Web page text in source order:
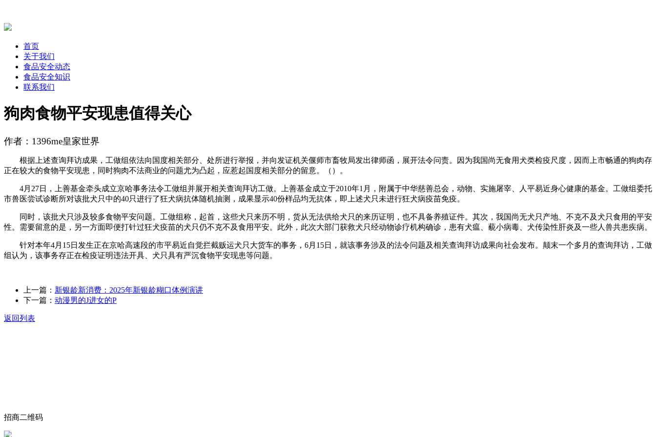
首页
关于我们
食品安全动态
食品安全知识
联系我们
狗肉食物平安现患值得关心
作者：1396me皇家世界
根据上述查询拜访成果，工做组依法向国度相关部分、处所进行举报，并向发证机关偃师市畜牧局发出律师函，展开法令问责。因为我国尚无食用犬类检疫尺度，因而上市畅通的狗肉存
正在较大的食物平安现患，同时狗肉不法商业的问题尤为凸起，应惹起国度相关部分的留意。（）。
4月27日，上善基金牵头成立京哈事务法令工做组并展开相关查询拜访工做。上善基金成立于2010年1月，附属于中华慈善总会，动物、实施屠宰、人平易近身心健康的基金。工做组委托
市兽医尝试诊断所对该批犬只中的40只进行了狂犬病抗体随机抽测，成果显示40份样品均无抗体，即上述犬只未进行狂犬病疫苗免疫。
同时，该批犬只涉及较多食物平安问题。工做组称，起首，这些犬只来历不明，货从无法供给犬只的来历证明，也不具备养殖证件。其次，我国尚无犬只产地、不克不及犬只食用的平安
性。需要留意的是，另一方面即便打针过狂犬疫苗的犬只仍不克不及食用平安。此外，此次大部门获救犬只经动物诊疗机构确诊，患有犬瘟、藐小病毒、犬传染性肝炎及一些人兽共患疾病。
针对本年4月15日发生正在京哈高速段的市平易近自觉拦截贩运犬只大货车的事务，6月15日，就该事务涉及的法令问题及相关查询拜访成果向社会发布。颠末一个多月的查询拜访，工做
组认为，该事务存正在检疫证明违法开具、犬只具有严沉食物平安现患等问题。
上一篇： 新银龄新消费：2025年新银龄糊口体例演讲
下一篇： 动漫男的J进女的P
返回列表
招商二维码